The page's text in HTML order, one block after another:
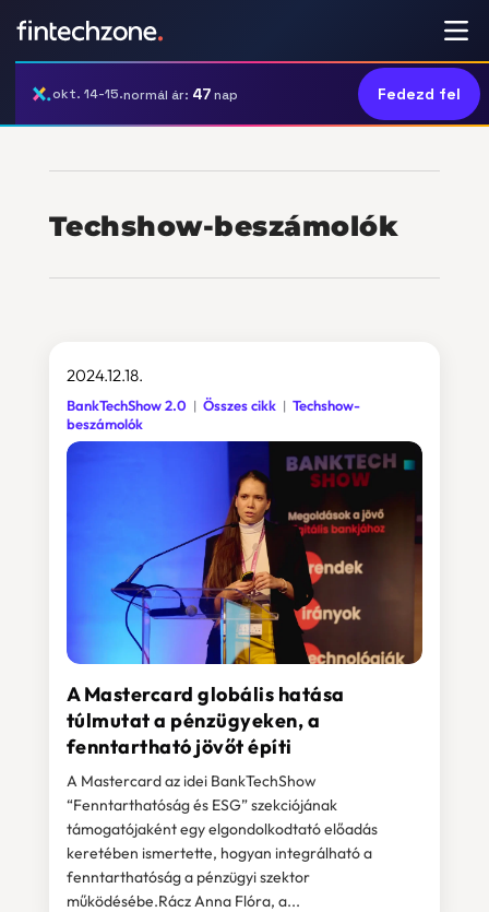
okt. 14-15.normál ár: 47nap Fedezd fel
Techshow-beszámolók
A Mastercard globális hatása
túlmutat a pénzügyeken, a
fenntartható jövőt építi
2024.12.18.
BankTechShow 2.0 Összes cikk
Techshow-
beszámolók
A Mastercard az idei BankTechShow
“Fenntarthatóság és ESG” szekciójának
támogatójaként egy elgondolkodtató előadás
keretében ismertette, hogyan integrálható a
fenntarthatóság a pénzügyi szektor
működésébe.Rácz Anna Flóra, a...